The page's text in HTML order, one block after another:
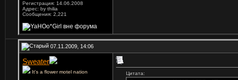
Регистрация: 14.06.2008
Адрес: by thilia
Сообщения: 2,221
07.11.2009, 14:06
Sweater
It's a flower motel nation Цитата: